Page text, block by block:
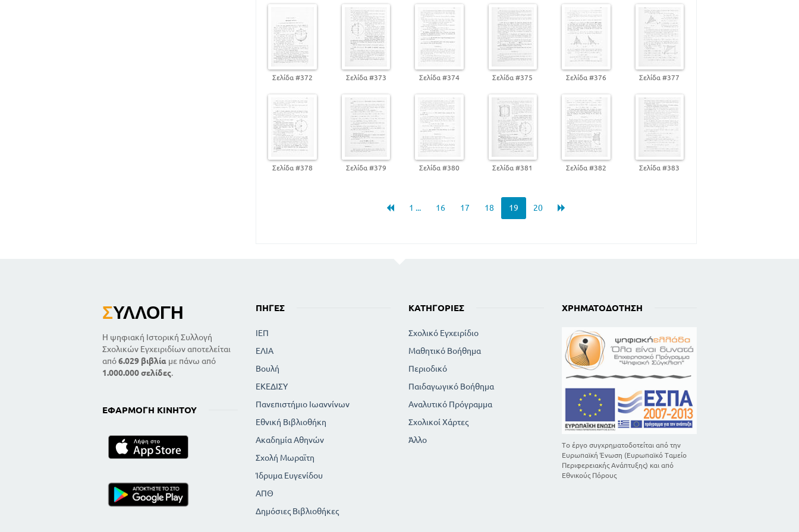
Σελίδα #372 Σελίδα #373 Σελίδα #374 Σελίδα #375 Σελίδα #376 Σελίδα #377
Σελίδα #378 Σελίδα #379 Σελίδα #380 Σελίδα #381 Σελίδα #382 Σελίδα #383
1 ... 16 17 18 19 20
ΣΥΛΛΟΓΉ
Η ψηφιακή Ιστορική Συλλογή
Σχολικών Εγχειριδίων αποτελείται
από6.029 βιβλία με πάνω από
1.000.000 σελίδες.
ΕΦΑΡΜΟΓΉ ΚΙΝΗΤΟΎ
ΠΗΓΈΣ
ΙΕΠ
ΕΛΙΑ
Βουλή
ΕΚΕΔΙΣΥ
Πανεπιστήμιο Ιωαννίνων
Εθνική Βιβλιοθήκη
Ακαδημία Αθηνών
Σχολή Μωραϊτη
Ίδρυμα Ευγενίδου
ΑΠΘ
Δημόσιες Βιβλιοθήκες
ΚΑΤΗΓΟΡΊΕΣ
Σχολικό Εγχειρίδιο
Μαθητικό Βοήθημα
Περιοδικό
Παιδαγωγικό Βοήθημα
Αναλυτικό Πρόγραμμα
Σχολικοί Χάρτες
Άλλο
ΧΡΗΜΑΤΟΔΌΤΗΣΗ
Το έργο συγχρηματοδοτείται από την
Ευρωπαϊκή Ένωση (Ευρωπαϊκό Ταμείο
Περιφερειακής Ανάπτυξης) και από
Εθνικούς Πόρους